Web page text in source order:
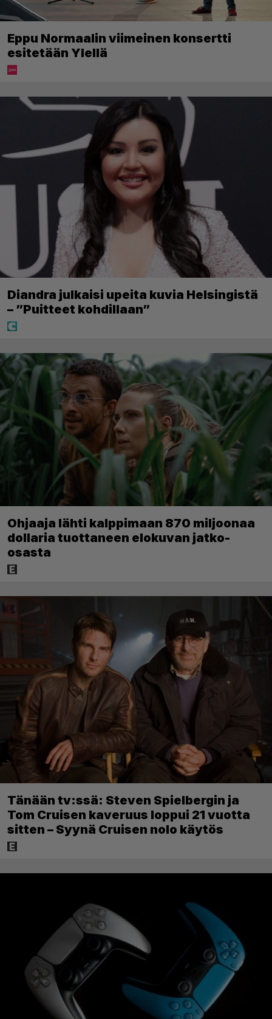
Eppu Normaalin viimeinen konsertti
esitetään Ylellä
Diandra julkaisi upeita kuvia Helsingistä
– ”Puitteet kohdillaan”
Ohjaaja lähti kalppimaan 870 miljoonaa
dollaria tuottaneen elokuvan jatko-
osasta
Tänään tv:ssä: Steven Spielbergin ja
Tom Cruisen kaveruus loppui 21 vuotta
sitten – Syynä Cruisen nolo käytös